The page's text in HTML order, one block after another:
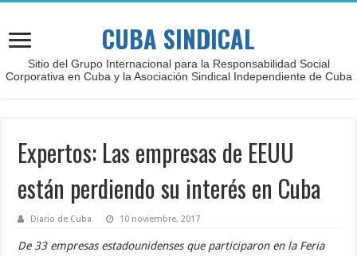
CUBA SINDICAL
Sitio del Grupo Internacional para la Responsabilidad Social
Corporativa en Cuba y la Asociación Sindical Independiente de Cuba
Expertos: Las empresas de EEUU
están perdiendo su interés en Cuba
Diario de Cuba 10 noviembre, 2017
De 33 empresas estadounidenses que participaron en la Feria